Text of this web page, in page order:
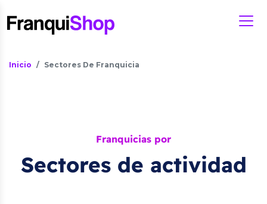
Inicio Sectores De Franquicia
Franquicias por
Sectores de actividad